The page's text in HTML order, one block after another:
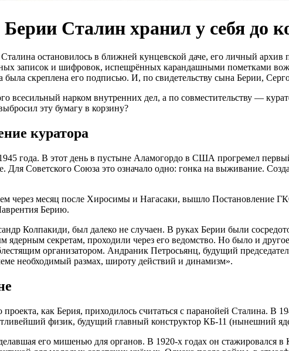
Сталин хранил у себя до
остановилось в ближней кунцевской даче, его личный
записок и шифровок, испещрённых карандашными пометками
скреплена его подписью. И, по свидетельству сына Берии,
всесильный нарком внутренних дел, а по совместительству —
эту бумагу в корзину?
куратора
года. В этот день в пустыне Аламогордо в США прогремел
Для Советского Союза это означало одно: гонка на выживание.
через месяц после Хиросимы и Нагасаки, вышло Постановление
Берию.
Колпакиди, был далеко не случаен. В руках Берии были
ядерным секретам, проходили через его ведомство. Но было и
организатором. Андраник Петросьянц, будущий
необходимый размах, широту действий и динамизм».
как Берия, приходилось считаться с паранойей Сталина. В
физик, будущий главный конструктор КБ-11 (нынешний
его мишенью для органов. В 1920-х годах он стажировался